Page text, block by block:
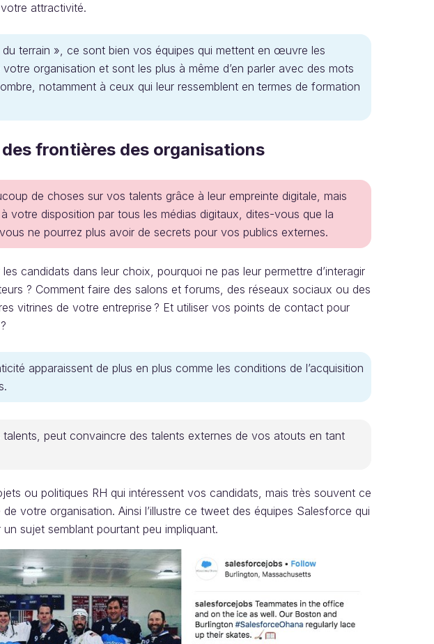
attractivité.
terrain », ce sont bien vos équipes qui mettent en œuvre les
organisation et sont les plus à même d’en parler avec des mots
notamment à ceux qui leur ressemblent en termes de formation
frontières des organisations
de choses sur vos talents grâce à leur empreinte digitale, mais
votre disposition par tous les médias digitaux, dites-vous que la
ne pourrez plus avoir de secrets pour vos publics externes.
candidats dans leur choix, pourquoi ne pas leur permettre d’interagir
? Comment faire des salons et forums, des réseaux sociaux ou des
vitrines de votre entreprise ? Et utiliser vos points de contact pour
apparaissent de plus en plus comme les conditions de l’acquisition
peut convaincre des talents externes de vos atouts en tant
ou politiques RH qui intéressent vos candidats, mais très souvent ce
votre organisation. Ainsi l’illustre ce tweet des équipes Salesforce qui
sujet semblant pourtant peu impliquant.